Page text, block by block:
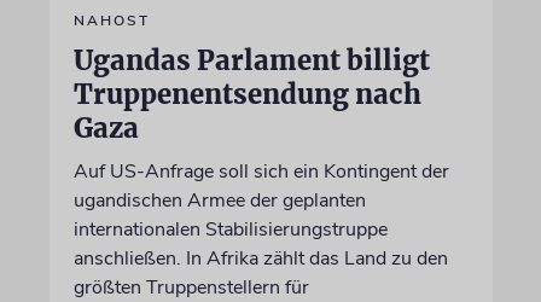
NAHOST
Ugandas Parlament billigt
Truppenentsendung nach
Gaza
Auf US-Anfrage soll sich ein Kontingent der
ugandischen Armee der geplanten
internationalen Stabilisierungstruppe
anschließen. In Afrika zählt das Land zu den
größten Truppenstellern für